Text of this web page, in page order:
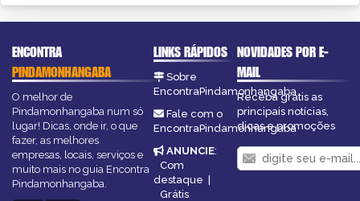
ENCONTRA
PINDAMONHANGABA
O melhor de
Pindamonhangaba num só
lugar! Dicas, onde ir, o que
fazer, as melhores
empresas, locais, serviços e
muito mais no guia Encontra
Pindamonhangaba.
LINKS RÁPIDOS
Sobre
EncontraPindamonhangaba
Fale com o
EncontraPindamonhangaba
ANUNCIE:
Com
destaque
Grátis
NOVIDADES POR E-
MAIL
Receba grátis as
principais notícias,
dicas e promoções